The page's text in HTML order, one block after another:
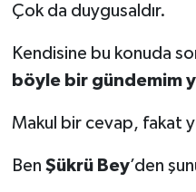
Çok da duygusaldır.
Kendisine bu konuda
böyle bir gündemim
Makul bir cevap, fakat
Ben Şükrü Bey’den